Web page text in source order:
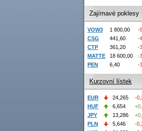
Zajímavé poklesy
VOW3 1 800,00
-
CSG
441,60
-
CTP
361,20
-
MATTE
18 600,00
-
PEN
6,40 -
Kurzovní lístek
EUR 24,265
-
HUF
6,654
JPY
13,286
PLN
5,646
-